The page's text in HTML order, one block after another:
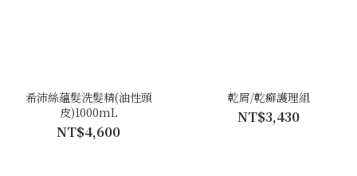
希沛絲蘊髮洗髮精(油性頭
皮)1000mL
NT$4,600
乾屑/乾癬護理組
NT$3,430